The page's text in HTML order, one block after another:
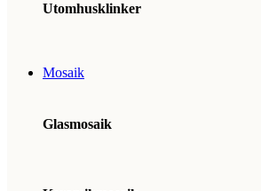
Utomhusklinker
Mosaik
Glasmosaik